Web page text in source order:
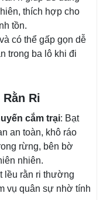
thích hợp cho
tồn.
có thể gấp gọn dễ
trong ba lô khi đi
Ri
cắm trại: Bạt
an toàn, khô ráo
rừng, bên bờ
nhiên.
lều rằn ri thường
vụ quân sự nhờ tính